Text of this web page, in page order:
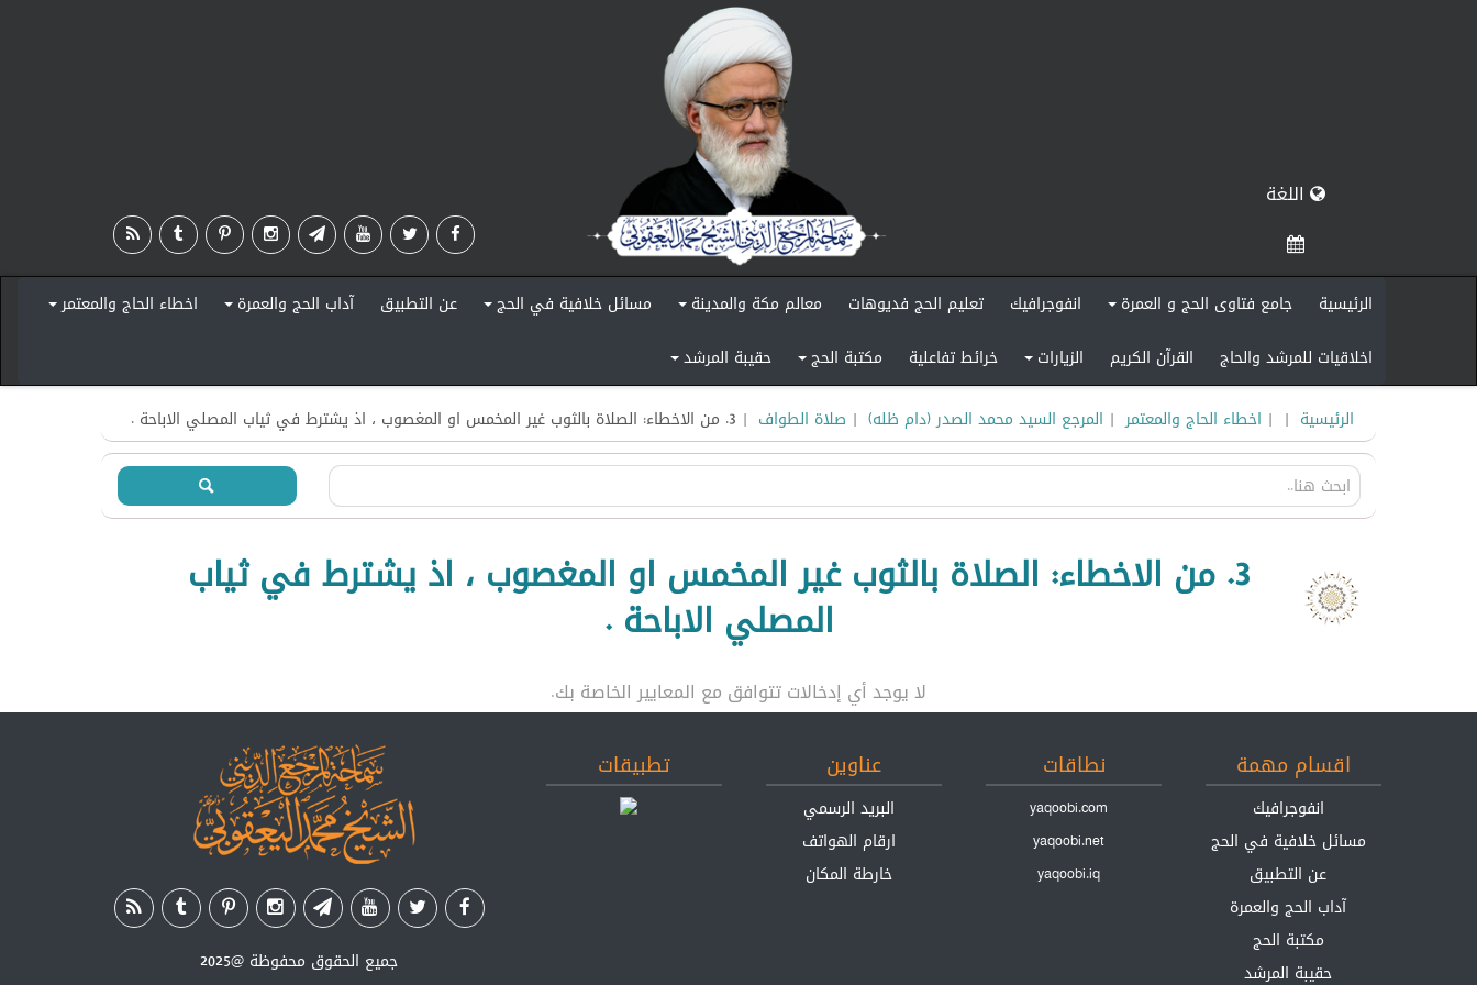
اللغة
الرئيسية جامع فتاوى الحج و العمرة انفوجرافيك تعليم الحج فديوهات معالم مكة والمدينة مسائل خلافية في الحج عن التطبيق آداب الحج والعمرة
اخطاء الحاج والمعتمر
اخلاقيات للمرشد والحاج
القرآن الكريم الزيارات خرائط تفاعلية مكتبة الحج حقيبة المرشد
الرئيسية |
| اخطاء الحاج والمعتمر | المرجع السيد محمد الصدر (دام ظله) | صلاة الطواف | 3. من الاخطاء: الصلاة بالثوب غير المخمس او المغصوب ، اذ يشترط في ثياب المصلي الاباحة .
3. من الاخطاء: الصلاة بالثوب غير المخمس او المغصوب ، اذ يشترط في ثياب
المصلي الاباحة .
لا يوجد أي إدخالات تتوافق مع المعايير الخاصة بك.
اقسام مهمة
انفوجرافيك
مسائل خلافية في الحج
عن التطبيق
آداب الحج والعمرة
مكتبة الحج
حقيبة المرشد
نطاقات
yaqoobi.com
yaqoobi.net
yaqoobi.iq
عناوين
البريد الرسمي
ارقام الهواتف
خارطة المكان
تطبيقات
جميع الحقوق محفوظة @2025